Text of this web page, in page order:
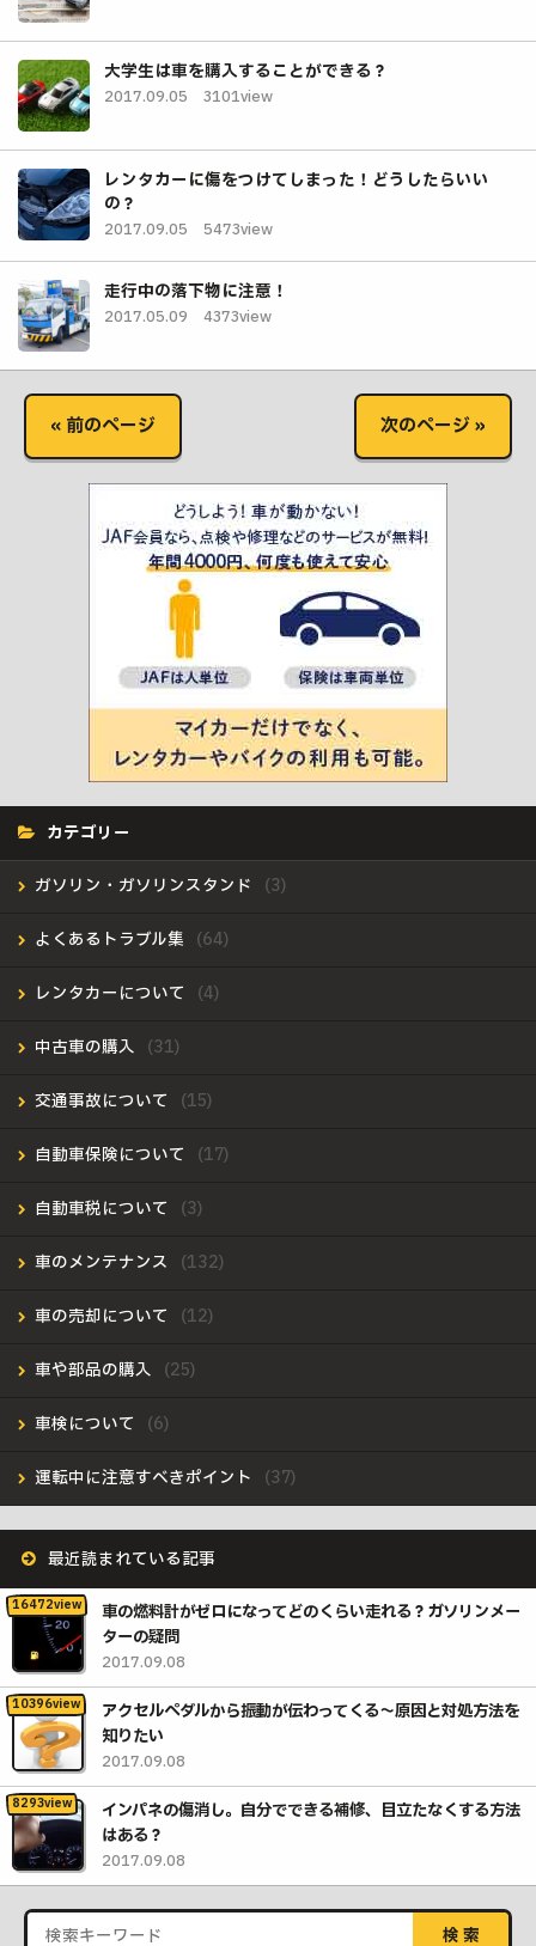
大学生は車を購入することができる？
2017.09.05 3101view
レンタカーに傷をつけてしまった！どうしたらいい
の？
2017.09.05 5473view
走行中の落下物に注意！
2017.05.09 4373view
« 前のページ 次のページ »
カテゴリー
ガソリン・ガソリンスタンド
よくあるトラブル集
レンタカーについて
中古車の購入
交通事故について
自動車保険について
自動車税について
車のメンテナンス
車の売却について
車や部品の購入
車検について
運転中に注意すべきポイント
最近読まれている記事
車の燃料計がゼロになってどのくらい走れる？ガソリンメー
ターの疑問
2017.09.08
アクセルペダルから振動が伝わってくる〜原因と対処方法を
知りたい
2017.09.08
インパネの傷消し。自分でできる補修、目立たなくする方法
はある？
2017.09.08